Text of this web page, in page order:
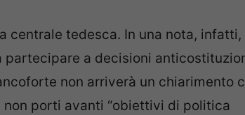
centrale tedesca. In una nota, infatti,
partecipare a decisioni
non arriverà un chiarimento
porti avanti “obiettivi di politica